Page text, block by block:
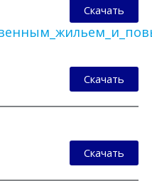
Скачать
Скачать
Скачать